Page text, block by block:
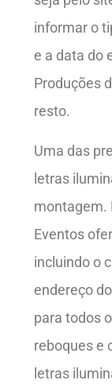
informar o
e a data do
Produções
resto.
Uma das
letras
montagem.
Eventos
incluindo o
endereço
para todos
reboques e
letras